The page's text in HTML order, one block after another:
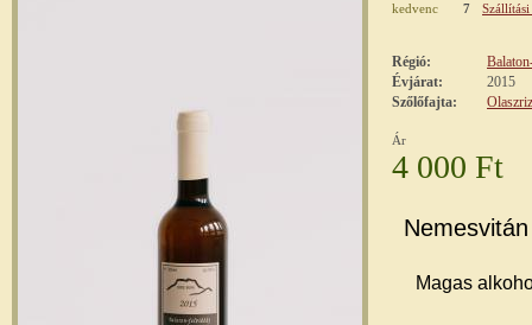
kedvenc 7
Régió:
Évjárat:
2015
Szőlőfajta:
Ár
4 000 Ft
Magas